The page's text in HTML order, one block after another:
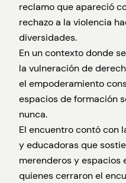
reclamo que apareció
rechazo a la violencia
diversidades.
En un contexto donde
la vulneración de
el empoderamiento
espacios de formación
nunca.
El encuentro contó con
y educadoras que
merenderos y espacios
quienes cerraron el